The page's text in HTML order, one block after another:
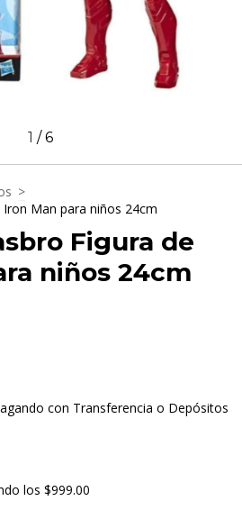
1 /6
>
Iron Man para niños 24cm
Figura de
niños 24cm
con Transferencia o Depósitos
los $999.00